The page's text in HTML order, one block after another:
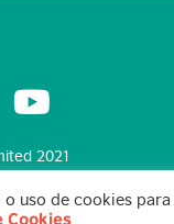
2021
uso de cookies
Cookies